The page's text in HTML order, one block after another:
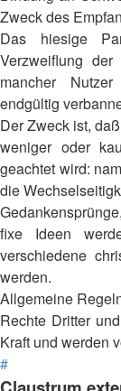
Zweck des
Das hiesige
Verzweiflung der
mancher
endgültig
Der Zweck ist,
weniger oder
geachtet wird:
die
fixe Ideen
verschiedene
werden.
Allgemeine
Rechte Dritter
Kraft und werden
#